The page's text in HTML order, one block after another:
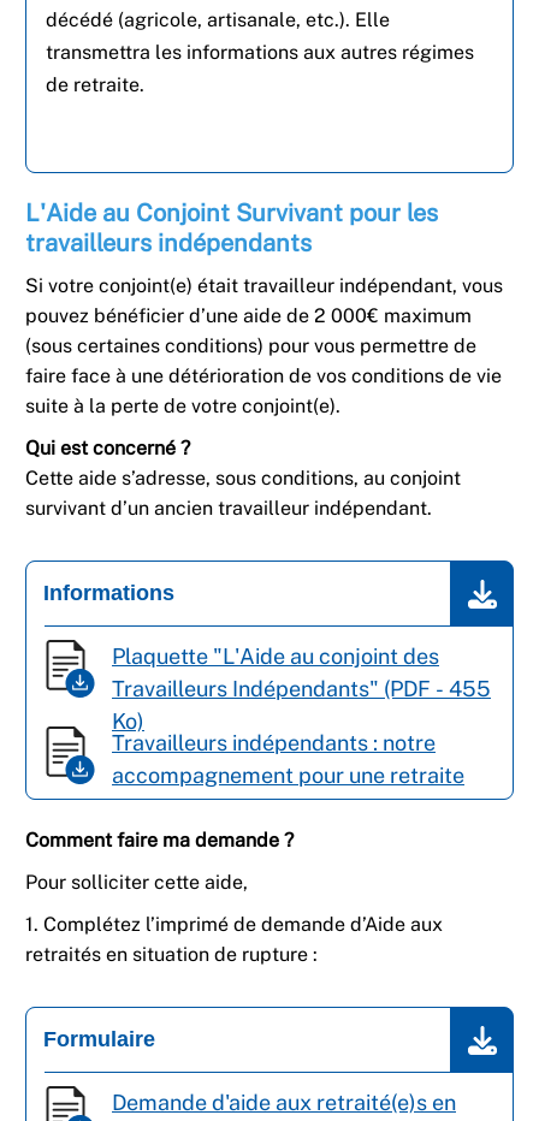
décédé (agricole, artisanale, etc.). Elle
transmettra les informations aux autres régimes
de retraite.
L'Aide au Conjoint Survivant pour les
travailleurs indépendants
Si votre conjoint(e) était travailleur indépendant, vous
pouvez bénéficier d’une aide de 2 000€ maximum
(sous certaines conditions) pour vous permettre de
faire face à une détérioration de vos conditions de vie
suite à la perte de votre conjoint(e).
Qui est concerné ?
Cette aide s’adresse, sous conditions, au conjoint
survivant d’un ancien travailleur indépendant.
Informations
Plaquette "L'Aide au conjoint des
Travailleurs Indépendants" (PDF - 455
Ko)
Travailleurs indépendants : notre
accompagnement pour une retraite
sereine (PDF - 2 mo)
Comment faire ma demande ?
Pour solliciter cette aide,
1. Complétez l’imprimé de demande d’Aide aux
retraités en situation de rupture :
Formulaire
Demande d'aide aux retraité(e)s en